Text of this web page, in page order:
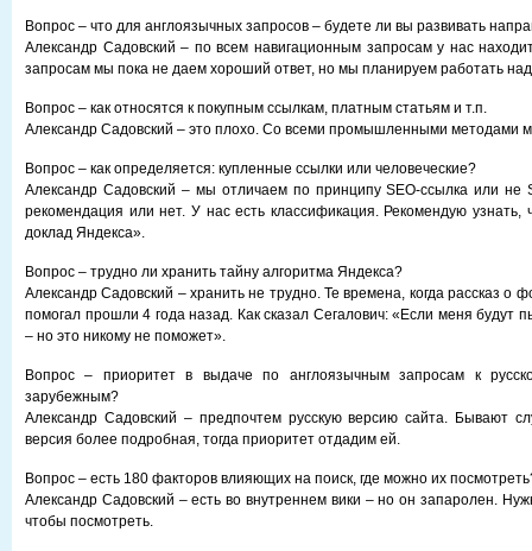
Вопрос – что для англоязычных запросов – будете ли вы развивать
Александр Садовский – по всем навигационным запросам у нас
запросам мы пока не даем хороший ответ, но мы планируем работать
Вопрос – как относятся к покупным ссылкам, платным статьям и т.п.
Александр Садовский – это плохо. Со всеми промышленными методами
Вопрос – как определяется: купленные ссылки или человеческие?
Александр Садовский – мы отличаем по принципу SEO-ссылка или не
рекомендация или нет. У нас есть классификация. Рекомендую узнать,
доклад Яндекса».
Вопрос – трудно ли хранить тайну алгоритма Яндекса?
Александр Садовский – хранить не трудно. Те времена, когда рассказ о
помогал прошли 4 года назад. Как сказал Сегалович: «Если меня будут
– но это никому не поможет».
Вопрос – приоритет в выдаче по англоязычным запросам к
зарубежным?
Александр Садовский – предпочтем русскую версию сайта. Бывают
версия более подробная, тогда приоритет отдадим ей.
Вопрос – есть 180 факторов влияющих на поиск, где можно их
Александр Садовский – есть во внутреннем вики – но он запаролен.
чтобы посмотреть.